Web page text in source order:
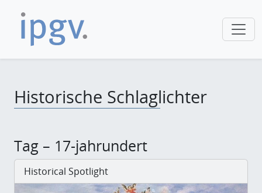
Historische Schlaglichter
Tag – 17-jahrundert
Historical Spotlight